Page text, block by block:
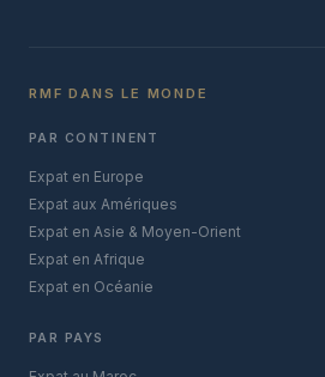
RMF DANS LE MONDE
PAR CONTINENT
Expat en Europe
Expat aux Amériques
Expat en Asie & Moyen-Orient
Expat en Afrique
Expat en Océanie
PAR PAYS